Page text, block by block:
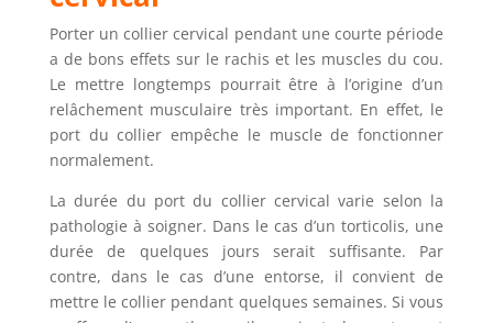
Porter un collier cervical pendant une courte période
a de bons effets sur le rachis et les muscles du cou.
Le mettre longtemps pourrait être à l’origine d’un
relâchement musculaire très important. En effet, le
port du collier empêche le muscle de fonctionner
normalement.
La durée du port du collier cervical varie selon la
pathologie à soigner. Dans le cas d’un torticolis, une
durée de quelques jours serait suffisante. Par
contre, dans le cas d’une entorse, il convient de
mettre le collier pendant quelques semaines. Si vous